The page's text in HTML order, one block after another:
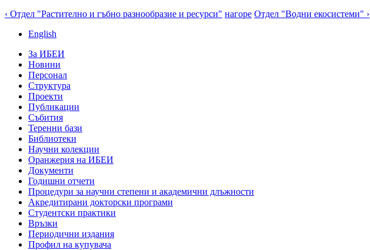
‹ Отдел "Растително и гъбно разнообразие и ресурси" нагоре Отдел "Водни екосистеми" ›
English
За ИБЕИ
Новини
Персонал
Структура
Проекти
Публикации
Събития
Теренни бази
Библиотеки
Научни колекции
Оранжерия на ИБЕИ
Документи
Годишни отчети
Процедури за научни степени и академични длъжности
Акредитирани докторски програми
Студентски практики
Връзки
Периодични издания
Профил на купувача